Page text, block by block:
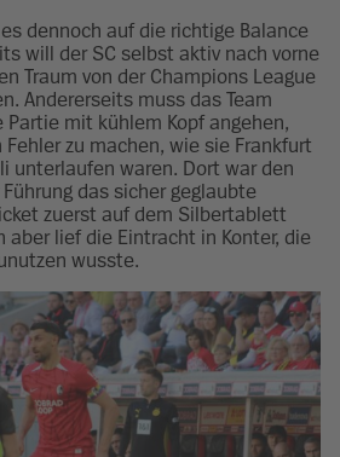
dennoch auf die richtige Balance
will der SC selbst aktiv nach vorne
Traum von der Champions League
Andererseits muss das Team
mit kühlem Kopf angehen,
zu machen, wie sie Frankfurt
unterlaufen waren. Dort war den
das sicher geglaubte
zuerst auf dem Silbertablett
aber lief die Eintracht in Konter, die
wusste.